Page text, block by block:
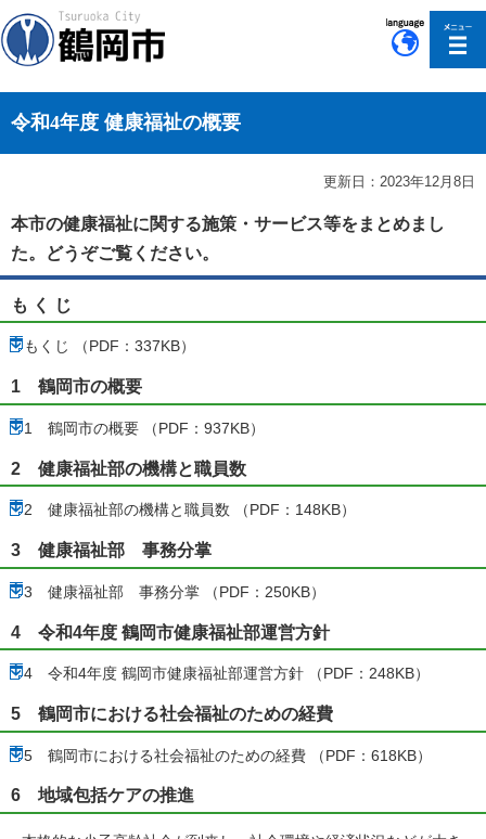
令和4年度 健康福祉の概要
更新日：2023年12月8日
本市の健康福祉に関する施策・サービス等をまとめまし
た。どうぞご覧ください。
も く じ
もくじ （PDF：337KB）
1 鶴岡市の概要
1 鶴岡市の概要 （PDF：937KB）
2 健康福祉部の機構と職員数
2 健康福祉部の機構と職員数 （PDF：148KB）
3 健康福祉部 事務分掌
3 健康福祉部 事務分掌 （PDF：250KB）
4 令和4年度 鶴岡市健康福祉部運営方針
4 令和4年度 鶴岡市健康福祉部運営方針 （PDF：248KB）
5 鶴岡市における社会福祉のための経費
5 鶴岡市における社会福祉のための経費 （PDF：618KB）
6 地域包括ケアの推進